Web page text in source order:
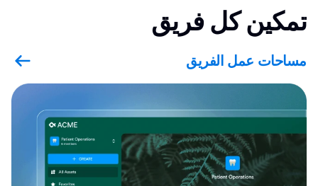
تمكين كل فريق
مساحات عمل الفريق